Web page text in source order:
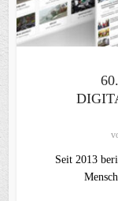
Seit 2013